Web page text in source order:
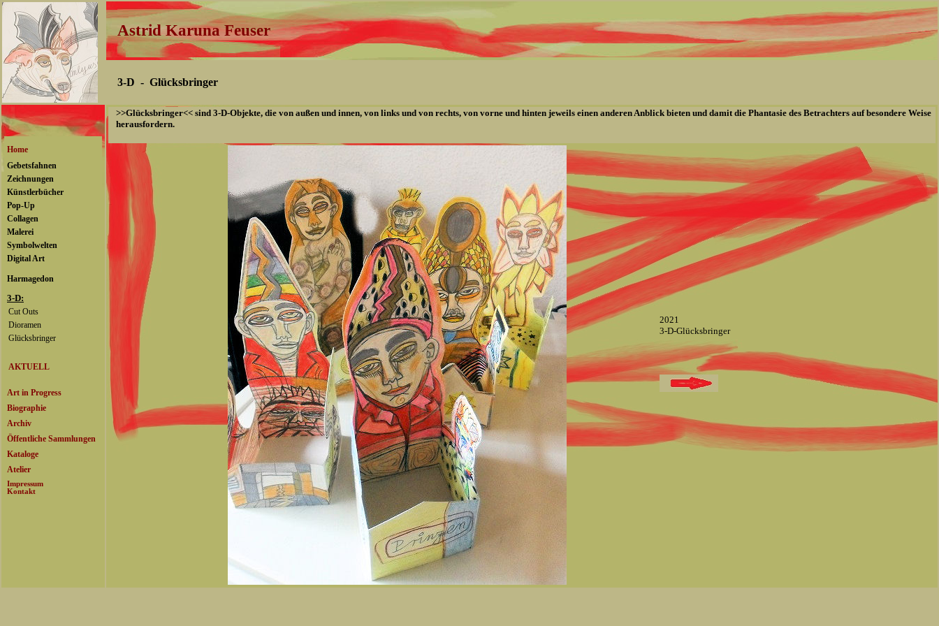
Astrid Karuna Feuser
3-D - Glücksbringer
>>Glücksbringer<< sind 3-D-Objekte, die von außen und innen, von links und von rechts, von vorne und hinten jeweils einen anderen Anblick bieten und damit die Phantasie des Betrachters auf besondere Weise
herausfordern.
2021
3-D-Glücksbringer